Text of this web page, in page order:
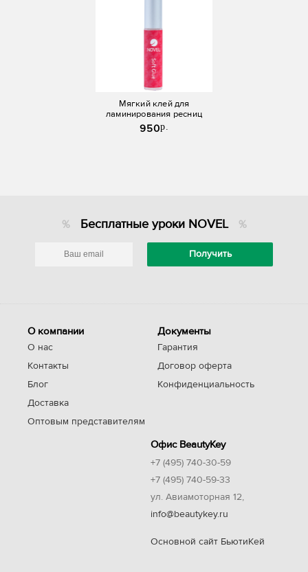
Мягкий клей для
ламинирования ресниц
Novel
950p.
Бесплатные уроки NOVEL
О компании
О нас
Контакты
Блог
Доставка
Оптовым представителям
Документы
Гарантия
Договор оферта
Конфиденциальность
Офис BeautyKey
+7 (495) 740-30-59
+7 (495) 740-59-33
ул. Авиамоторная 12,
info@beautykey.ru
Основной сайт БьютиКей